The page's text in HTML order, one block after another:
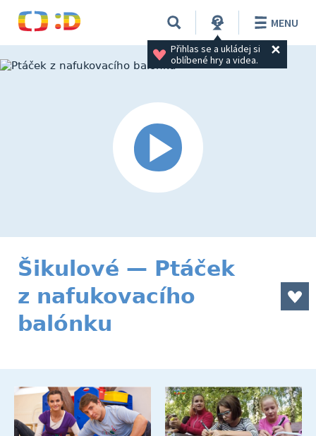
Přihlas se a ukládej si
oblíbené hry a videa.
MENU
Šikulové — Ptáček
z nafukovacího
balónku